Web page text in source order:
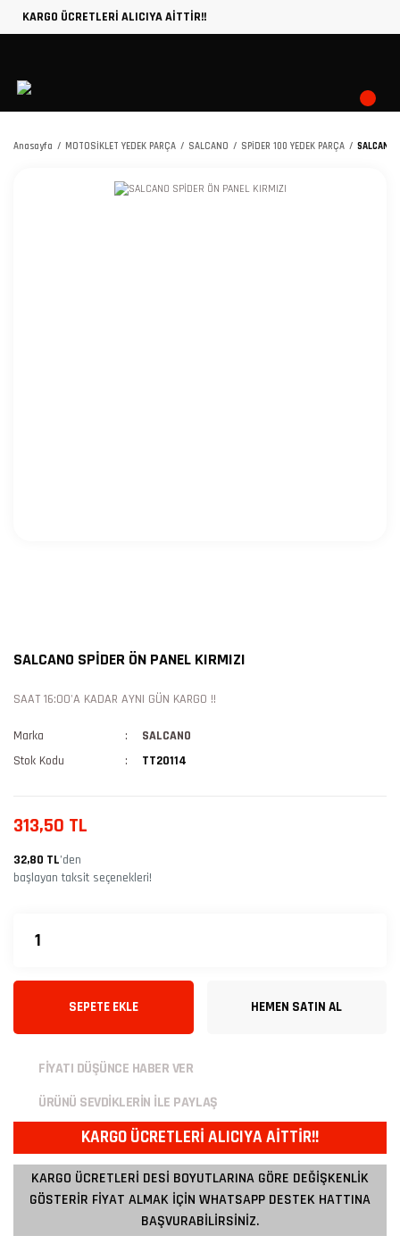
KARGO ÜCRETLERİ ALICIYA AİTTİR!!
Anasayfa MOTOSİKLET YEDEK PARÇA SALCANO SPİDER 100 YEDEK PARÇA SALCANO
SALCANO SPİDER ÖN PANEL KIRMIZI
SAAT 16:00'A KADAR AYNI GÜN KARGO !!
Marka
SALCANO
Stok Kodu
TT20114
313,50 TL
32,80 TL’den
başlayan taksit seçenekleri!
SEPETE EKLE HEMEN SATIN AL
FİYATI DÜŞÜNCE HABER VER
ÜRÜNÜ SEVDİKLERİN İLE PAYLAŞ
KARGO ÜCRETLERİ ALICIYA AİTTİR!!
KARGO ÜCRETLERİ DESİ BOYUTLARINA GÖRE DEĞİŞKENLİK
GÖSTERİR FİYAT ALMAK İÇİN WHATSAPP DESTEK HATTINA
BAŞVURABİLİRSİNİZ.